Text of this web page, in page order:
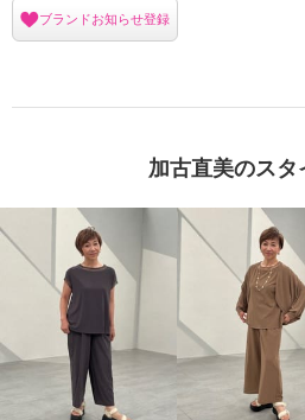
ブランドお知らせ登録
加古直美のスタ